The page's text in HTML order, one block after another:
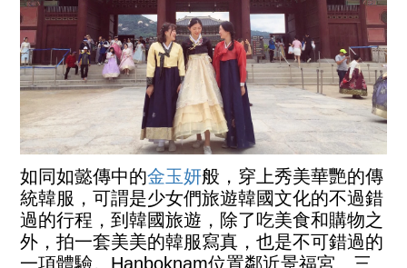
如同如懿傳中的金玉妍般，穿上秀美華艷的傳
統韓服，可謂是少女們旅遊韓國文化的不過錯
過的行程，到韓國旅遊，除了吃美食和購物之
外，拍一套美美的韓服寫真，也是不可錯過的
一項體驗。Hanboknam位置鄰近景福宮、三